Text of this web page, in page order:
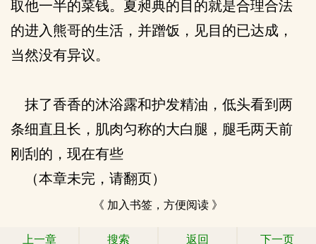
取他一半的菜钱。夏昶典的目的就是合理合法
的进入熊哥的生活，并蹭饭，见目的已达成，
当然没有异议。
抹了香香的沐浴露和护发精油，低头看到两
条细直且长，肌肉匀称的大白腿，腿毛两天前
刚刮的，现在有些
（本章未完，请翻页）
《 加入书签，方便阅读 》
上一章 搜索 返回 下一页